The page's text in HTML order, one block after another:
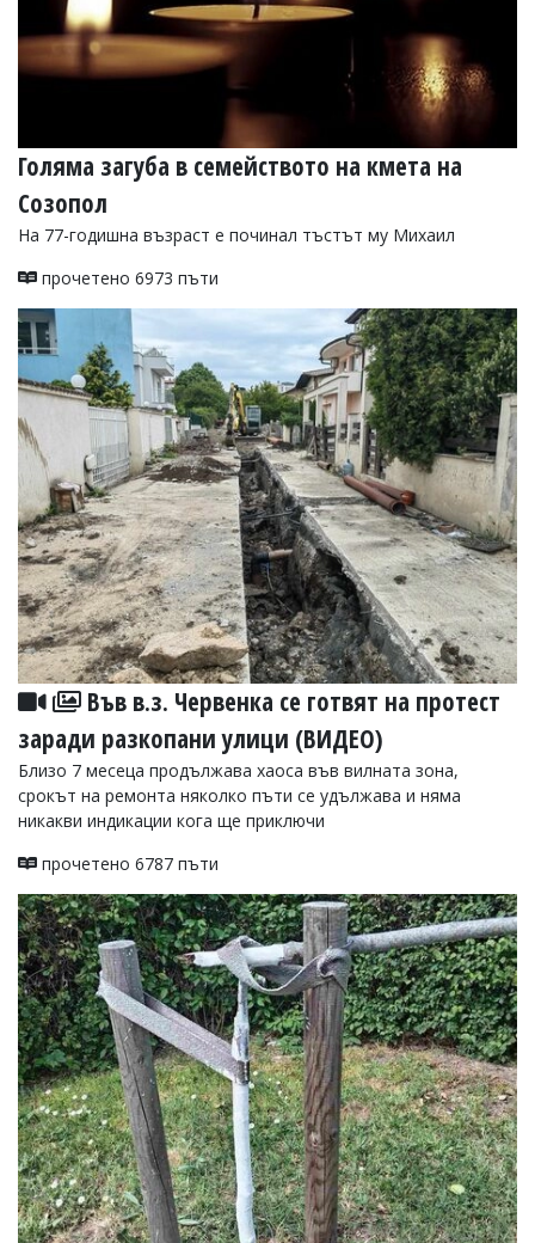
Голяма загуба в семейството на кмета на
Созопол
На 77-годишна възраст е починал тъстът му Михаил
прочетено 6973 пъти
Във в.з. Червенка се готвят на протест
заради разкопани улици (ВИДЕО)
Близо 7 месеца продължава хаоса във вилната зона,
срокът на ремонта няколко пъти се удължава и няма
никакви индикации кога ще приключи
прочетено 6787 пъти